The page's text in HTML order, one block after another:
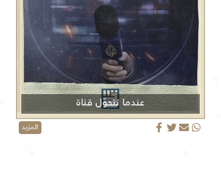
عندما تتحوّل قناة
الجزيرة من منبر إعلامي إلى منصة دعائية
المزيد